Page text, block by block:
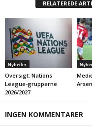
RELATEREDE
Nyheder
Oversigt: Nations
League-grupperne
2026/2027
INGEN KOMMENTARER